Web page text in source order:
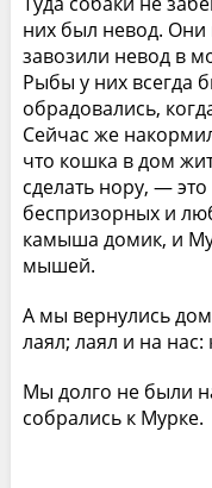
них был невод. Они
завозили невод в
Рыбы у них всегда
обрадовались,
Сейчас же
что кошка в дом
сделать нору, —
беспризорных и
камыша домик, и
мышей.
А мы вернулись
лаял; лаял и на
Мы долго не были
собрались к Мурке.